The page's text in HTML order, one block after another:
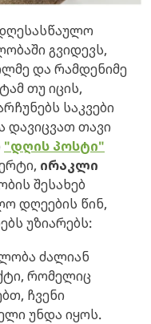
გვიდევს,
და რამდენიმე
თუ იცის,
საკვები
თავი
"დღის პოსტი"
ირაკლი
შესახებ
დღეების წინ,
უზიარებს:
ძალიან
რომელიც
ჩვენი
უნდა იყოს.